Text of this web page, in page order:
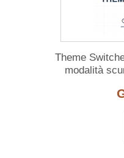
Theme
modalità